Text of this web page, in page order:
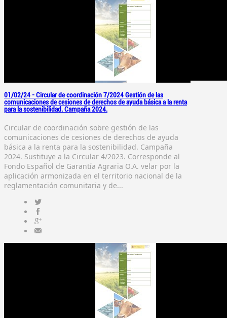
01/02/24 - Circular de coordinación 7/2024 Gestión de las
comunicaciones de cesiones de derechos de ayuda básica a la renta
para la sostenibilidad. Campaña 2024.
Circular de coordinación sobre gestión de las
comunicaciones de cesiones de derechos de ayuda
básica a la renta para la sostenibilidad. Campaña
2024. Sustituye a la Circular 4/2023. Corresponde al
Fondo Español de Garantía Agraria O.A. velar por la
aplicación armonizada en el territorio nacional de la
reglamentación comunitaria y de...